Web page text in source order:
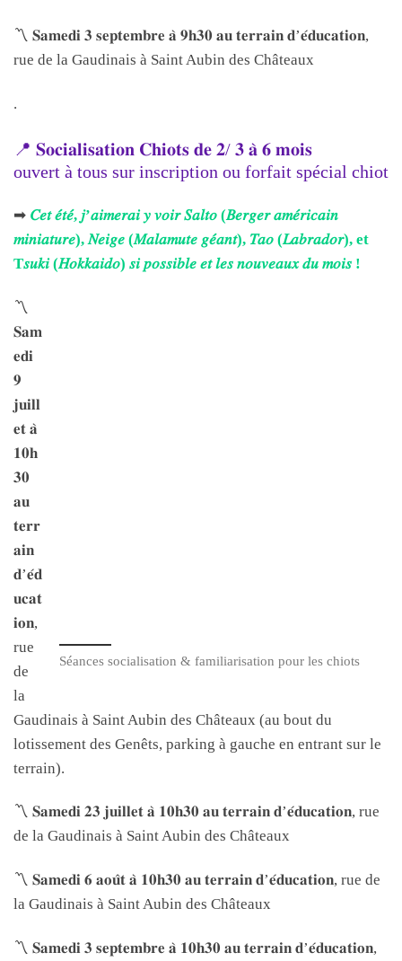
〽 𝐒𝐚𝐦𝐞𝐝𝐢 𝟑 𝐬𝐞𝐩𝐭𝐞𝐦𝐛𝐫𝐞 𝐚̀ 𝟗𝐡𝟑𝟎 𝐚𝐮 𝐭𝐞𝐫𝐫𝐚𝐢𝐧 𝐝’𝐞́𝐝𝐮𝐜𝐚𝐭𝐢𝐨𝐧,
rue de la Gaudinais à Saint Aubin des Châteaux
.
📍 𝐒𝐨𝐜𝐢𝐚𝐥𝐢𝐬𝐚𝐭𝐢𝐨𝐧 𝐂𝐡𝐢𝐨𝐭𝐬 𝐝𝐞 𝟐/ 𝟑 𝐚̀ 𝟔 𝐦𝐨𝐢𝐬
ouvert à tous sur inscription ou forfait spécial chiot
➡ 𝐶𝑒𝑡 𝑒́𝑡𝑒́, 𝑗’𝑎𝑖𝑚𝑒𝑟𝑎𝑖 𝑦 𝑣𝑜𝑖𝑟 𝑆𝑎𝑙𝑡𝑜 (𝐵𝑒𝑟𝑔𝑒𝑟 𝑎𝑚𝑒́𝑟𝑖𝑐𝑎𝑖𝑛
𝑚𝑖𝑛𝑖𝑎𝑡𝑢𝑟𝑒), 𝑁𝑒𝑖𝑔𝑒 (𝑀𝑎𝑙𝑎𝑚𝑢𝑡𝑒 𝑔𝑒́𝑎𝑛𝑡), 𝑇𝑎𝑜 (𝐿𝑎𝑏𝑟𝑎𝑑𝑜𝑟), et
T𝑠𝑢𝑘𝑖 (𝐻𝑜𝑘𝑘𝑎𝑖𝑑𝑜) 𝑠𝑖 𝑝𝑜𝑠𝑠𝑖𝑏𝑙𝑒 𝑒𝑡 𝑙𝑒𝑠 𝑛𝑜𝑢𝑣𝑒𝑎𝑢𝑥 𝑑𝑢 𝑚𝑜𝑖𝑠 !
Séances socialisation & familiarisation pour les chiots
〽
𝐒𝐚𝐦
𝐞𝐝𝐢
𝟗
𝐣𝐮𝐢𝐥𝐥
𝐞𝐭 𝐚̀
𝟏𝟎𝐡
𝟑𝟎
𝐚𝐮
𝐭𝐞𝐫𝐫
𝐚𝐢𝐧
𝐝’𝐞́𝐝
𝐮𝐜𝐚𝐭
𝐢𝐨𝐧,
rue
de
la
Gaudinais à Saint Aubin des Châteaux (au bout du
lotissement des Genêts, parking à gauche en entrant sur le
terrain).
〽 𝐒𝐚𝐦𝐞𝐝𝐢 𝟐𝟑 𝐣𝐮𝐢𝐥𝐥𝐞𝐭 𝐚̀ 𝟏𝟎𝐡𝟑𝟎 𝐚𝐮 𝐭𝐞𝐫𝐫𝐚𝐢𝐧 𝐝’𝐞́𝐝𝐮𝐜𝐚𝐭𝐢𝐨𝐧, rue
de la Gaudinais à Saint Aubin des Châteaux
〽 𝐒𝐚𝐦𝐞𝐝𝐢 𝟔 𝐚𝐨𝐮̂𝐭 𝐚̀ 𝟏𝟎𝐡𝟑𝟎 𝐚𝐮 𝐭𝐞𝐫𝐫𝐚𝐢𝐧 𝐝’𝐞́𝐝𝐮𝐜𝐚𝐭𝐢𝐨𝐧, rue de
la Gaudinais à Saint Aubin des Châteaux
〽 𝐒𝐚𝐦𝐞𝐝𝐢 𝟑 𝐬𝐞𝐩𝐭𝐞𝐦𝐛𝐫𝐞 𝐚̀ 𝟏𝟎𝐡𝟑𝟎 𝐚𝐮 𝐭𝐞𝐫𝐫𝐚𝐢𝐧 𝐝’𝐞́𝐝𝐮𝐜𝐚𝐭𝐢𝐨𝐧,